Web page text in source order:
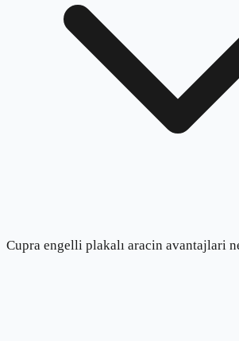
Cupra engelli plakalı aracin avantajlari